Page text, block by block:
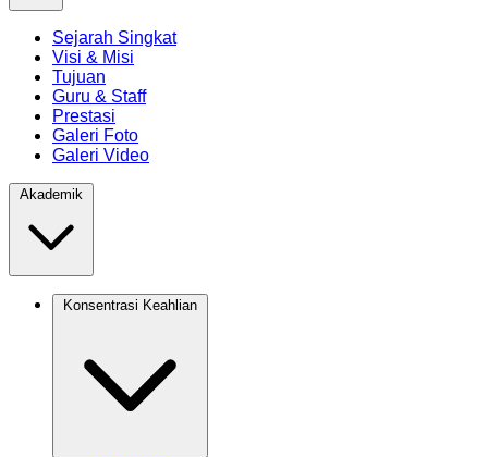
Sejarah Singkat
Visi & Misi
Tujuan
Guru & Staff
Prestasi
Galeri Foto
Galeri Video